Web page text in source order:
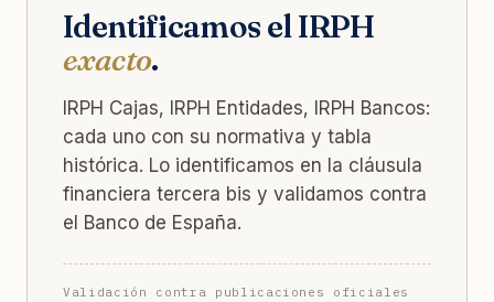
Identificamos el IRPH
exacto.
IRPH Cajas, IRPH Entidades, IRPH Bancos:
cada uno con su normativa y tabla
histórica. Lo identificamos en la cláusula
financiera tercera bis y validamos contra
el Banco de España.
Validación contra publicaciones oficiales